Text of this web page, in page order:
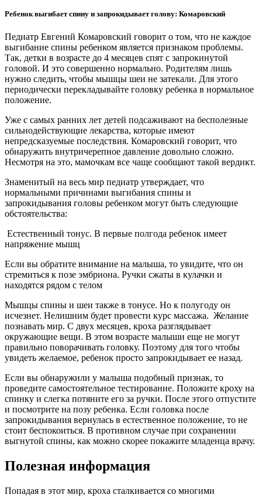
Ребенок выгибает спину и запрокидывает голову: Комаровский
Педиатр Евгений Комаровский говорит о том, что не каждое
выгибание спины ребенком является признаком проблемы.
Так, детки в возрасте до 4 месяцев спят с запрокинутой
головой. И это совершенно нормально. Родителям лишь
нужно следить, чтобы мышцы шеи не затекали. Для этого
периодически перекладывайте головку ребенка в нормальное
положение.
Уже с самых ранних лет детей подсаживают на бесполезные
сильнодействующие лекарства, которые имеют
непредсказуемые последствия. Комаровский говорит, что
обнаружить внутричерепное давление довольно сложно.
Несмотря на это, мамочкам все чаще сообщают такой вердикт.
Знаменитый на весь мир педиатр утверждает, что
нормальными причинами выгибания спины и
запрокидывания головы ребенком могут быть следующие
обстоятельства:
Естественный тонус. В первые полгода ребенок имеет
напряжение мышц
Если вы обратите внимание на малыша, то увидите, что он
стремиться к позе эмбриона. Ручки сжаты в кулачки и
находятся рядом с телом
Мышцы спины и шеи также в тонусе. Но к полугоду он
исчезнет. Нелишним будет провести курс массажа. Желание
познавать мир. С двух месяцев, кроха разглядывает
окружающие вещи. В этом возрасте малыши еще не могут
правильно поворачивать головку. Поэтому для того чтобы
увидеть желаемое, ребенок просто запрокидывает ее назад.
Если вы обнаружили у малыша подобный признак, то
проведите самостоятельное тестирование. Положите кроху на
спинку и слегка потяните его за ручки. После этого отпустите
и посмотрите на позу ребенка. Если головка после
запрокидывания вернулась в естественное положение, то не
стоит беспокоиться. В противном случае при сохранении
выгнутой спины, как можно скорее покажите младенца врачу.
Полезная информация
Попадая в этот мир, кроха сталкивается со многими